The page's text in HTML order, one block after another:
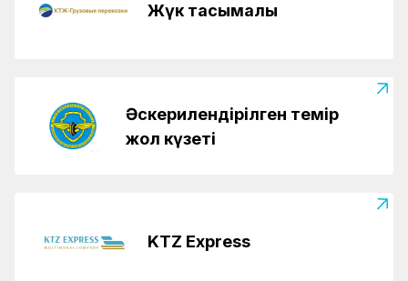
Жүк тасымалы
Әскерилендірілген темір
жол күзеті
KTZ Express